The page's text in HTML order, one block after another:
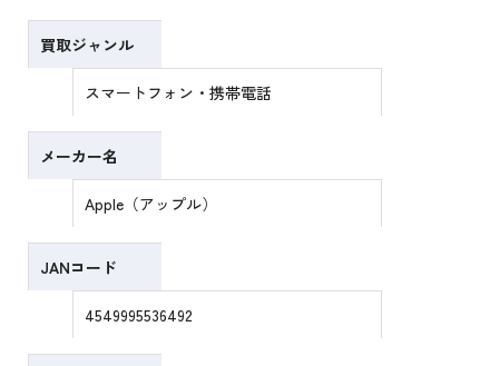
買取ジャンル
スマートフォン・携帯電話
メーカー名
Apple（アップル）
JANコード
4549995536492